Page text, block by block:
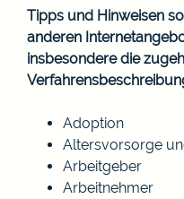
Tipps und Hinweisen
anderen
insbesondere die
Adoption
Altersvorsorge
Arbeitgeber
Arbeitnehmer